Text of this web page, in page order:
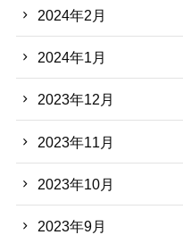
2024年2月
2024年1月
2023年12月
2023年11月
2023年10月
2023年9月